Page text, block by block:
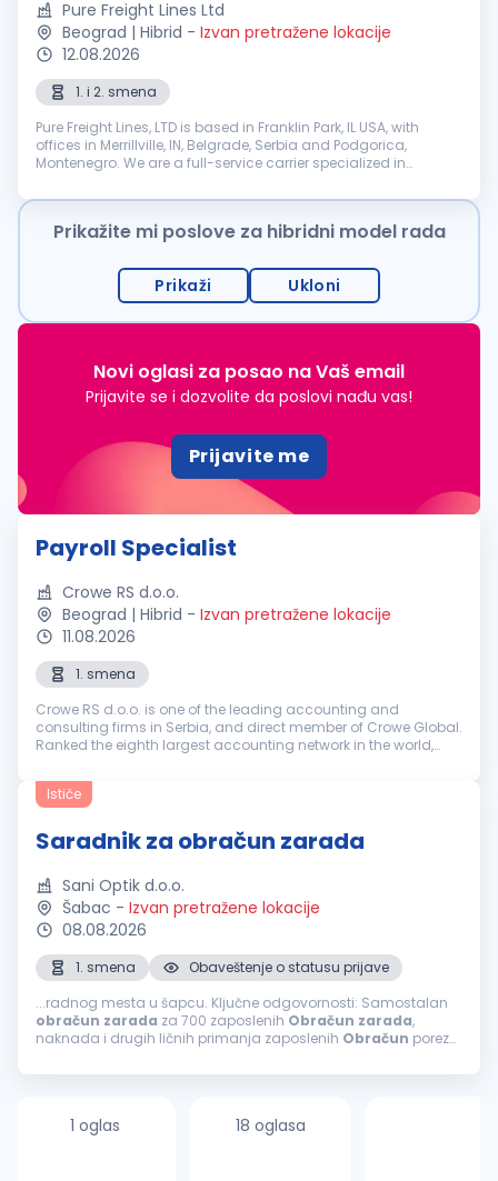
Pure Freight Lines Ltd
Beograd | Hibrid - Izvan pretražene lokacije
12.08.2026
1. i 2. smena
Pure Freight Lines, LTD is based in Franklin Park, IL USA, with
offices in Merrillville, IN, Belgrade, Serbia and Podgorica,
Montenegro. We are a full-service carrier specialized in
seeking: Pa...
Prikažite mi poslove za hibridni model rada
Prikaži Ukloni
Novi oglasi za posao na Vaš email
Prijavite se i dozvolite da poslovi nađu vas!
Prijavite me
Payroll Specialist
Crowe RS d.o.o.
Beograd | Hibrid - Izvan pretražene lokacije
11.08.2026
1. smena
Crowe RS d.o.o. is one of the leading accounting and
consulting firms in Serbia, and direct member of Crowe Global.
Ranked the eighth largest accounting network in the world,
advisory firms in more...
Ističe
Saradnik za obračun zarada
Sani Optik d.o.o.
Šabac - Izvan pretražene lokacije
08.08.2026
1. smena
Obaveštenje o statusu prijave
...radnog mesta u šapcu. Ključne odgovornosti: Samostalan
obračun zarada za 700 zaposlenih Obračun zarada,
naknada i drugih ličnih primanja zaposlenih Obračun poreza
podnošenje PPP-PD obrasca Rad...
1 oglas 18 oglasa